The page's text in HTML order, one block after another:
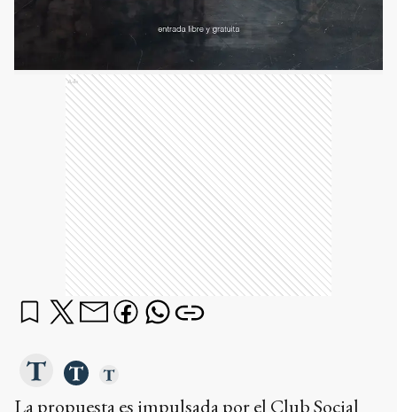
Ads
La propuesta es impulsada por el Club Social